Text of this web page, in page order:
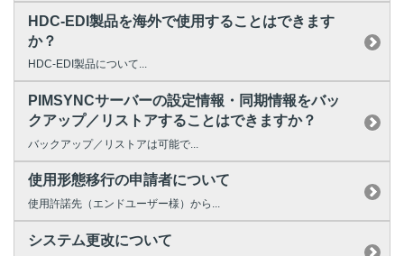
HDC-EDI製品を海外で使用することはできます
か？
HDC-EDI製品について...
PIMSYNCサーバーの設定情報・同期情報をバッ
クアップ／リストアすることはできますか？
バックアップ／リストアは可能で...
使用形態移行の申請者について
使用許諾先（エンドユーザー様）から...
システム更改について